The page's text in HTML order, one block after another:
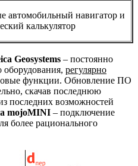
автомобильный навигатор и
калькулятор
Geosystems – постоянно
оборудования, регулярно
функции. Обновление ПО
скачав последнюю
последних возможностей
mojoMINI – подключение
более рационального